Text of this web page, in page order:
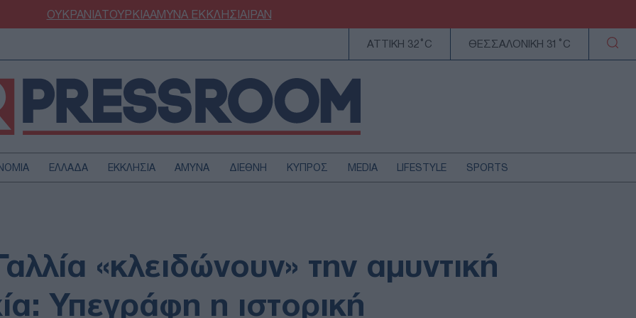
ΟΥΚΡΑΝΙΑΤΟΥΡΚΙΑΑΜΥΝΑΕΚΚΛΗΣΙΑΙΡΑΝ
ΑΤΤΙΚΗ 32°C ΘΕΣΣΑΛΟΝΙΚΗ 31°C
ΕΛΛΑΔΑ ΕΚΚΛΗΣΙΑ ΑΜΥΝΑ ΔΙΕΘΝΗ ΚΥΠΡΟΣ MEDIA LIFESTYLE SPORTS
ΥΓΕΙΑ
ΤΕΧΝΟΛΟΓΙΑ
«κλειδώνουν» την αμυντική
Υπεγράφη η ιστορική